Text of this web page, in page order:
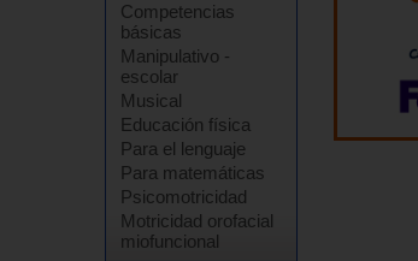
Competencias
básicas
Manipulativo -
escolar
Musical
Educación física
Para el lenguaje
Para matemáticas
Psicomotricidad
Motricidad orofacial
miofuncional